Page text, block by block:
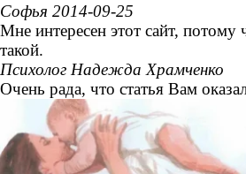
Софья 2014-09-25
Мне интересен этот сайт, потому
такой.
Психолог Надежда Храмченко
Очень рада, что статья Вам